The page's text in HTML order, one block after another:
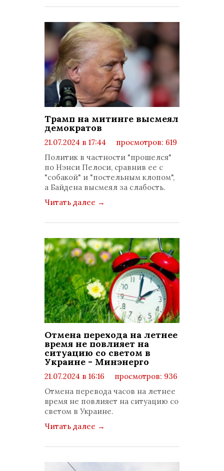
Трамп на митинге высмеял
демократов
21.07.2024 в 17:44
просмотров: 619
Политик в частности "прошелся"
по Нэнси Пелоси, сравнив ее с
"собакой" и "постельным клопом",
а Байдена высмеял за слабость.
Читать далее →
Отмена перехода на летнее
время не повлияет на
ситуацию со светом в
Украине - Минэнерго
21.07.2024 в 16:16
просмотров: 936
Отмена перевода часов на летнее
время не повлияет на ситуацию со
светом в Украине.
Читать далее →